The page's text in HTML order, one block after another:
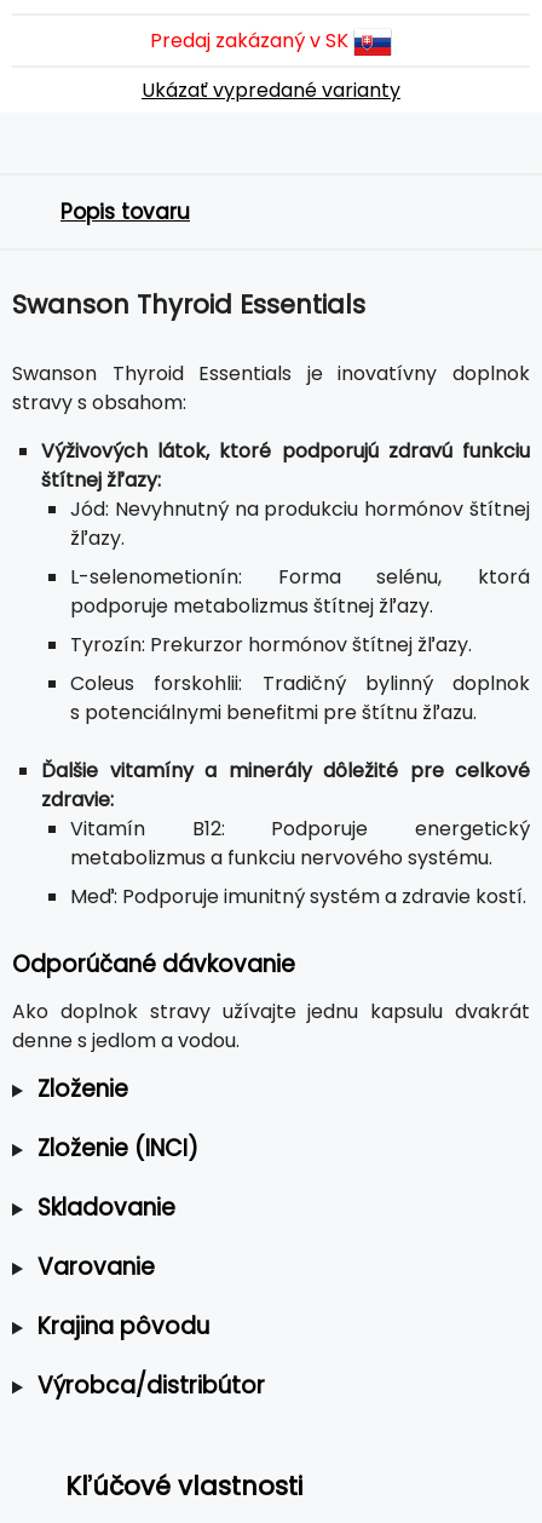
Predaj zakázaný v SK
Ukázať vypredané varianty
Popis tovaru
Swanson Thyroid Essentials
Swanson Thyroid Essentials je inovatívny doplnok
stravy s obsahom:
Výživových látok, ktoré podporujú zdravú funkciu
štítnej žľazy:
Jód: Nevyhnutný na produkciu hormónov štítnej
žľazy.
L-selenometionín: Forma selénu, ktorá
podporuje metabolizmus štítnej žľazy.
Tyrozín: Prekurzor hormónov štítnej žľazy.
Coleus forskohlii: Tradičný bylinný doplnok
s potenciálnymi benefitmi pre štítnu žľazu.
Ďalšie vitamíny a minerály dôležité pre celkové
zdravie:
Vitamín B12: Podporuje energetický
metabolizmus a funkciu nervového systému.
Meď: Podporuje imunitný systém a zdravie kostí.
Odporúčané dávkovanie
Ako doplnok stravy užívajte jednu kapsulu dvakrát
denne s jedlom a vodou.
Zloženie
Zloženie (INCI)
Skladovanie
Varovanie
Krajina pôvodu
Výrobca/distribútor
Kľúčové vlastnosti